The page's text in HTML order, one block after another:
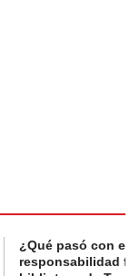
¿Qué pasó con el
responsabilidad